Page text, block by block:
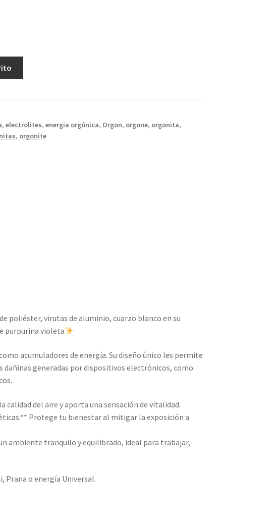
, electrolites, energia orgónica, Orgon, orgone, orgonita,
, orgonite
poliéster, virutas de aluminio, cuarzo blanco en su
purpurina violeta
acumuladores de energía. Su diseño único les permite
generadas por dispositivos electrónicos, como
calidad del aire y aporta una sensación de vitalidad.
Protege tu bienestar al mitigar la exposición a
ambiente tranquilo y equilibrado, ideal para trabajar,
Prana o energía Universal.